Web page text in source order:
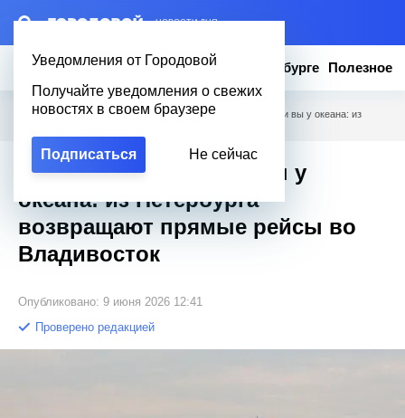
– НОВОСТИ ДНЯ
Уведомления от Городовой
Получайте уведомления о свежих
новостях в своем браузере
Подписаться Не сейчас
Новости Эксклюзив Вопросы о Петербурге Полезное
Городовой Новости Петербурга / 8 часов 35 минут — и вы у океана: из
8 часов 35 минут — и вы у
океана: из Петербурга
возвращают прямые рейсы во
Владивосток
Опубликовано: 9 июня 2026 12:41
Проверено редакцией